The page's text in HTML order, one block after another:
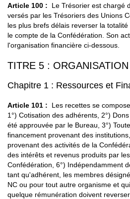
Article 100 : Le Trésorier est chargé
versés par les Trésoriers des Unions
les plus brefs délais reverser la
le compte de la Confédération. Son
l'organisation financière ci-dessous.
TITRE 5 :
Chapitre 1 : Ressources et
Article 101 : Les recettes se
1°) Cotisation des adhérents, 2°)
été approuvée par le Bureau, 3°)
financement provenant des
provenant des activités de la
des intérêts et revenus produits par
Confédération, 6°) Indépendamment
tant qu'adhérent, les membres
NC ou pour tout autre organisme et
quelque rémunération doivent